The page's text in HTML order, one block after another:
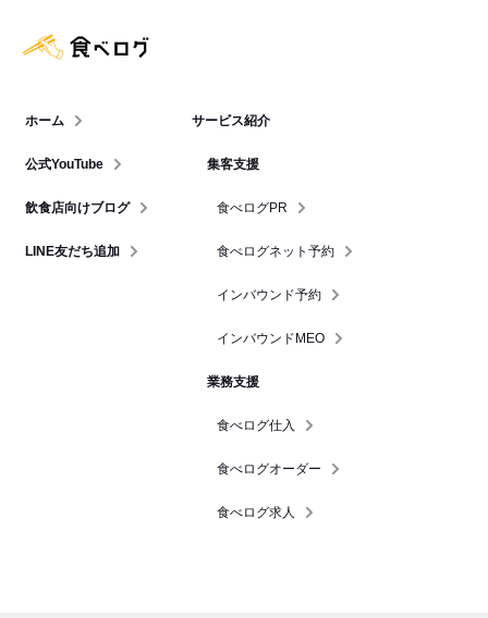
ホーム
公式YouTube
飲食店向けブログ
LINE友だち追加
サービス紹介
集客支援
食べログPR
食べログネット予約
インバウンド予約
インバウンドMEO
業務支援
食べログ仕入
食べログオーダー
食べログ求人